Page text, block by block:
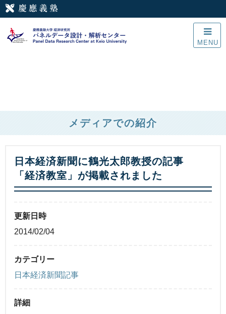
MENU
メディアでの紹介
日本経済新聞に鶴光太郎教授の記事
「経済教室」が掲載されました
更新日時
2014/02/04
カテゴリー
日本経済新聞記事
詳細